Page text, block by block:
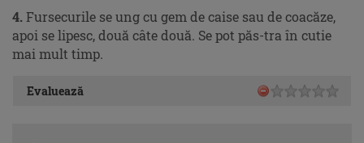
4.Fursecurile se ung cu gem de caise sau de coacăze,
apoi se lipesc, două câte două. Se pot păs-tra în cutie
mai mult timp.
Evaluează